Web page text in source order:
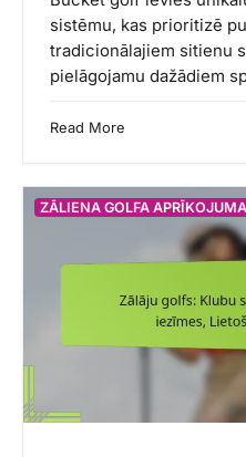
sistēmu, kas prioritizē
tradicionālajiem sitienu
pielāgojamu dažādiem
Read More
ZĀLIENA GOLFA